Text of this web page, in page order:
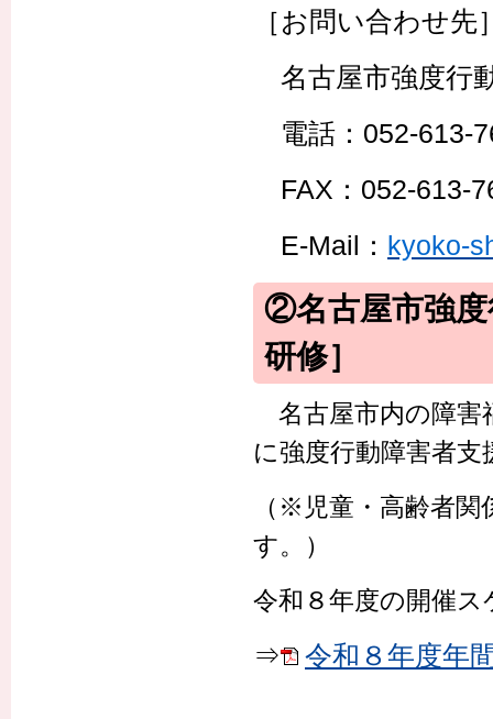
［お問い合わせ先
名古屋市強度行
電話：052-613-
FAX：052-613-
E-Mail： kyoko-
②名古屋市強度
研修］
名古屋市内の障害
に強度行動障害者
（※児童・高齢者
す。）
令和８年度の開催
⇒ 令和８年度年